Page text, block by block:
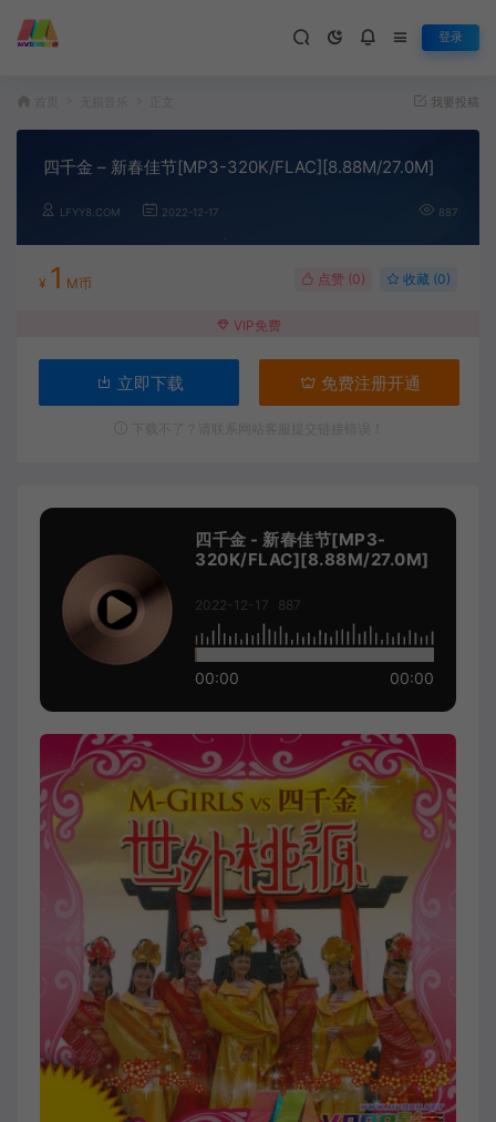
登录
我要投稿
四千金 – 新春佳节[MP3-320K/FLAC][8.88M/27.0M]
LFYY8.COM 2022-12-17 887
¥ 1 M币 点赞 (0) 收藏 (0)
VIP免费
立即下载 免费注册开通
四千金 - 新春佳节[MP3-
320K/FLAC][8.88M/27.0M]
2022-12-17 887
00:00 00:00